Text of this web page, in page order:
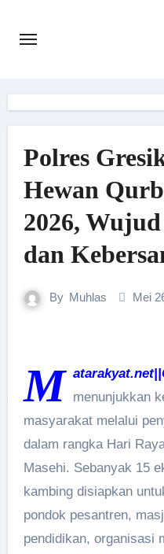
Polres
Hewan
2026,
dan
By Muhlas Mei
M menunjukkan
masyarakat melalui
dalam rangka Hari
Masehi. Sebanyak 15
kambing disiapkan
pondok pesantren,
pendidikan, organisasi